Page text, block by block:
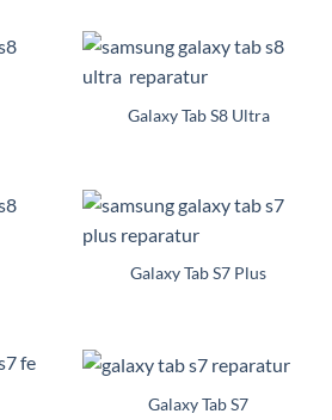
Galaxy Tab S8 Ultra
Galaxy Tab S7 Plus
Galaxy Tab S7